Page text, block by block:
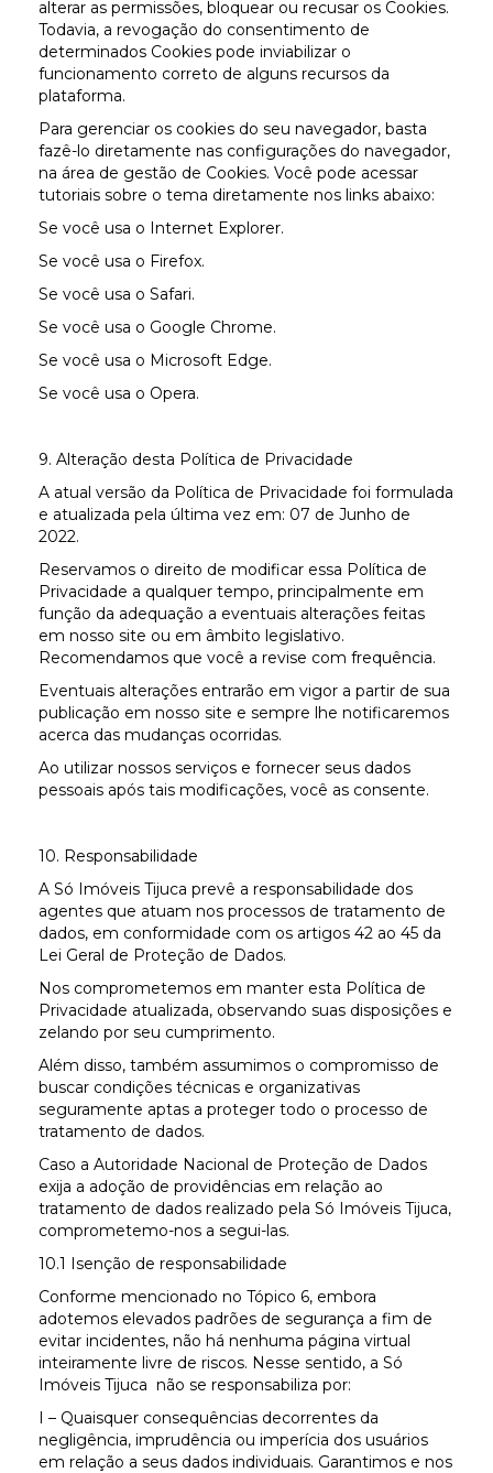
alterar as permissões, bloquear ou recusar os Cookies.
Todavia, a revogação do consentimento de
determinados Cookies pode inviabilizar o
funcionamento correto de alguns recursos da
plataforma.
Para gerenciar os cookies do seu navegador, basta
fazê-lo diretamente nas configurações do navegador,
na área de gestão de Cookies. Você pode acessar
tutoriais sobre o tema diretamente nos links abaixo:
Se você usa o Internet Explorer.
Se você usa o Firefox.
Se você usa o Safari.
Se você usa o Google Chrome.
Se você usa o Microsoft Edge.
Se você usa o Opera.
9. Alteração desta Política de Privacidade
A atual versão da Política de Privacidade foi formulada
e atualizada pela última vez em: 07 de Junho de
2022.
Reservamos o direito de modificar essa Política de
Privacidade a qualquer tempo, principalmente em
função da adequação a eventuais alterações feitas
em nosso site ou em âmbito legislativo.
Recomendamos que você a revise com frequência.
Eventuais alterações entrarão em vigor a partir de sua
publicação em nosso site e sempre lhe notificaremos
acerca das mudanças ocorridas.
Ao utilizar nossos serviços e fornecer seus dados
pessoais após tais modificações, você as consente.
10. Responsabilidade
A Só Imóveis Tijuca prevê a responsabilidade dos
agentes que atuam nos processos de tratamento de
dados, em conformidade com os artigos 42 ao 45 da
Lei Geral de Proteção de Dados.
Nos comprometemos em manter esta Política de
Privacidade atualizada, observando suas disposições e
zelando por seu cumprimento.
Além disso, também assumimos o compromisso de
buscar condições técnicas e organizativas
seguramente aptas a proteger todo o processo de
tratamento de dados.
Caso a Autoridade Nacional de Proteção de Dados
exija a adoção de providências em relação ao
tratamento de dados realizado pela Só Imóveis Tijuca,
comprometemo-nos a segui-las.
10.1 Isenção de responsabilidade
Conforme mencionado no Tópico 6, embora
adotemos elevados padrões de segurança a fim de
evitar incidentes, não há nenhuma página virtual
inteiramente livre de riscos. Nesse sentido, a Só
Imóveis Tijuca não se responsabiliza por:
I – Quaisquer consequências decorrentes da
negligência, imprudência ou imperícia dos usuários
em relação a seus dados individuais. Garantimos e nos